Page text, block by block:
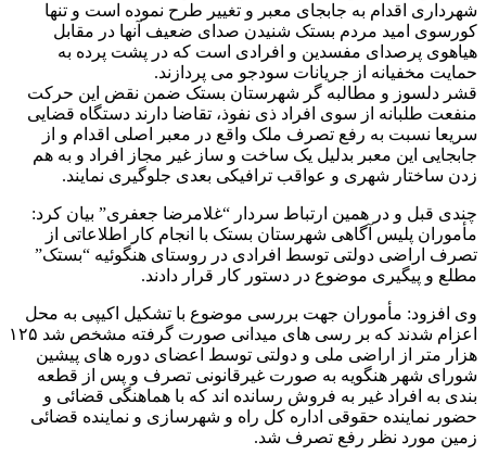
شهرداری اقدام به جابجای معبر و تغییر طرح نموده است و تنها
کورسوی امید مردم بستک شنیدن صدای ضعیف آنها در مقابل
هیاهوی پرصدای مفسدین و افرادی است که در پشت پرده به
حمایت مخفیانه از جریانات سودجو می پردازند.
قشر دلسوز و مطالبه گر شهرستان بستک ضمن نقض این حرکت
منفعت طلبانه از سوی افراد ذی نفوذ، تقاضا دارند دستگاه قضایی
سریعا نسبت به رفع تصرف ملک واقع در معبر اصلی اقدام و از
جابجایی این معبر بدلیل یک ساخت و ساز غیر مجاز افراد و به هم
زدن ساختار شهری و عواقب ترافیکی بعدی جلوگیری نمایند.
چندی قبل و در همین ارتباط سردار “غلامرضا جعفری” بیان کرد:
مأموران پلیس آگاهی شهرستان بستک با انجام کار اطلاعاتی از
تصرف اراضی دولتی توسط افرادی در روستای هنگوئیه “بستک”
مطلع و پیگیری موضوع در دستور کار قرار دادند.
وی افزود: مأموران جهت بررسی موضوع با تشکیل اکیپی به محل
اعزام شدند که بر رسی های میدانی صورت گرفته مشخص شد ۱۲۵
هزار متر از اراضی ملی و دولتی توسط اعضای دوره های پیشین
شورای شهر هنگویه به صورت غیرقانونی تصرف و پس از قطعه
بندی به افراد غیر به فروش رسانده اند که با هماهنگی قضائی و
حضور نماینده حقوقی اداره کل راه و شهرسازی و نماینده قضائی
زمین مورد نظر رفع تصرف شد.